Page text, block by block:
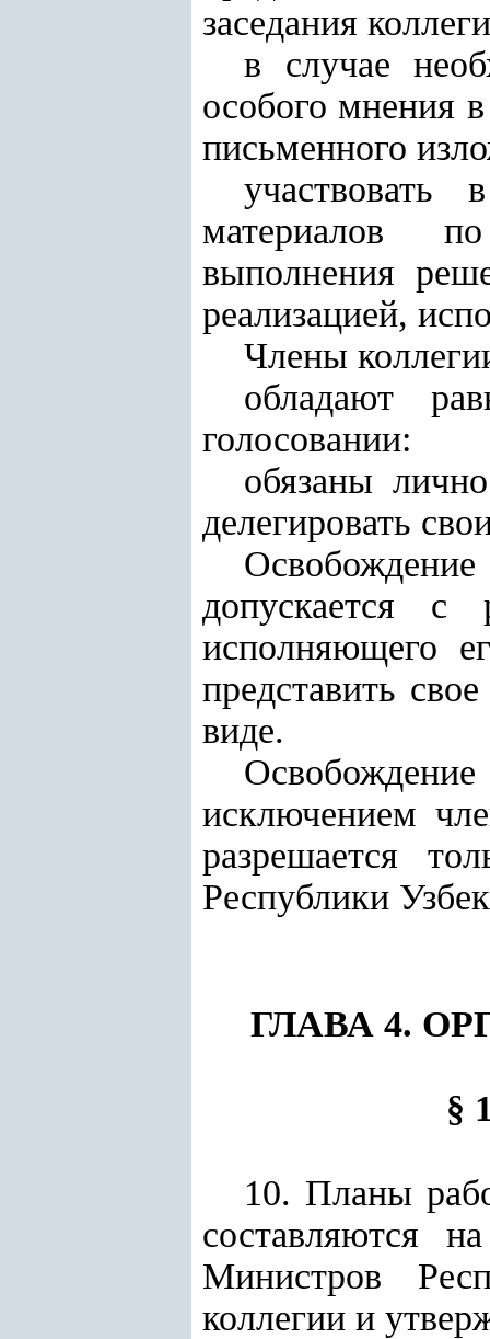
заседания
в случае
особого мнения
письменного
участвовать
материалов
выполнения
реализацией,
Члены
обладают
голосовании:
обязаны
делегировать
допускается с
исполняющего
представить
виде.
исключением
разрешается
Республики
ГЛАВА 4.
§
10. Планы
составляются
Министров
коллегии и